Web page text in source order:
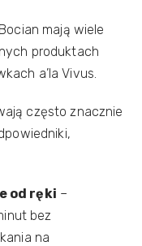
mają wiele
produktach
a’la Vivus.
często znacznie
od ręki –
bez
na